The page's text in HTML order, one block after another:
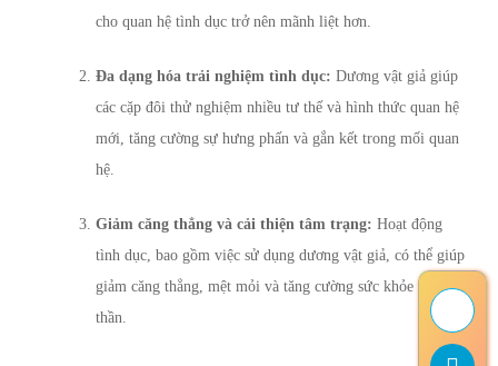
cho quan hệ tình dục trở nên mãnh liệt hơn.
Đa dạng hóa trải nghiệm tình dục: Dương vật giả giúp
các cặp đôi thử nghiệm nhiều tư thế và hình thức quan hệ
mới, tăng cường sự hưng phấn và gắn kết trong mối quan
hệ.
Giảm căng thẳng và cải thiện tâm trạng: Hoạt động
tình dục, bao gồm việc sử dụng dương vật giả, có thể giúp
giảm căng thẳng, mệt mỏi và tăng cường sức khỏe tinh
thần.